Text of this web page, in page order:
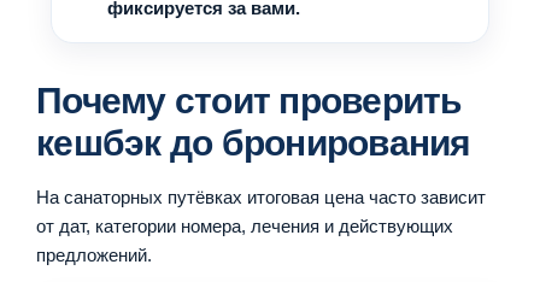
фиксируется за вами.
Почему стоит проверить
кешбэк до бронирования
На санаторных путёвках итоговая цена часто зависит
от дат, категории номера, лечения и действующих
предложений.